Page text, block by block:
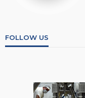
FOLLOW US